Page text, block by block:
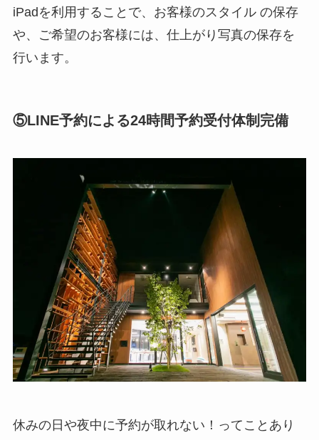
iPadを利用することで、お客様のスタイル の保存
や、ご希望のお客様には、仕上がり写真の保存を
行います。
⑤LINE予約による24時間予約受付体制完備
休みの日や夜中に予約が取れない！ってことあり